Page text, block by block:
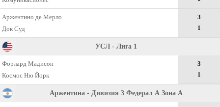
Аржентино де Мерло
Док Суд
3
1
УСЛ - Лига 1
Форлард Мадисон
Космос Ню Йорк
3
1
Аржентина - Дивизия 3 Федерал А Зона А